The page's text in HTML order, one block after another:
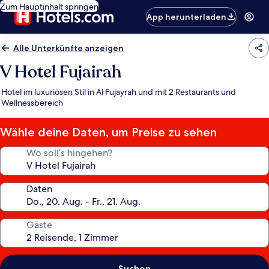
Zum Hauptinhalt springen
App herunterladen
Alle Unterkünfte anzeigen
V Hotel Fujairah
Hotel im luxuriösen Stil in Al Fujayrah und mit 2 Restaurants und
Wellnessbereich
Wähle deine Daten, um Preise zu sehen
Wo soll’s hingehen?
Daten
Gäste